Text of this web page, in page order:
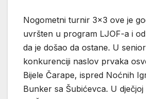
Nogometni turnir 3×3 ove je
uvršten u program LJOF-a i
da je došao da ostane. U
konkurenciji naslov prvaka
Bijele Čarape, ispred Noćnih
Bunker sa Šubićevca. U